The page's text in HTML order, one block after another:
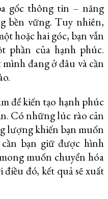
gốc thông tin – năng
bền vững. Tuy nhiên,
hoặc hai góc, bạn vẫn
phần của hạnh phúc.
đang ở đâu và cần
để kiến tạo hạnh phúc
Có những lúc rào cản
lượng khiến bạn muốn
bạn giữ được hình
muốn chuyển hóa
đó, kết quả sẽ xuất